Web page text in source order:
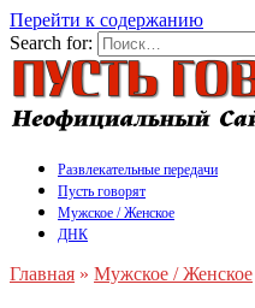
Перейти к содержанию
Search for:
Развлекательные передачи
Пусть говорят
Мужское / Женское
ДНК
Главная » Мужское / Женское